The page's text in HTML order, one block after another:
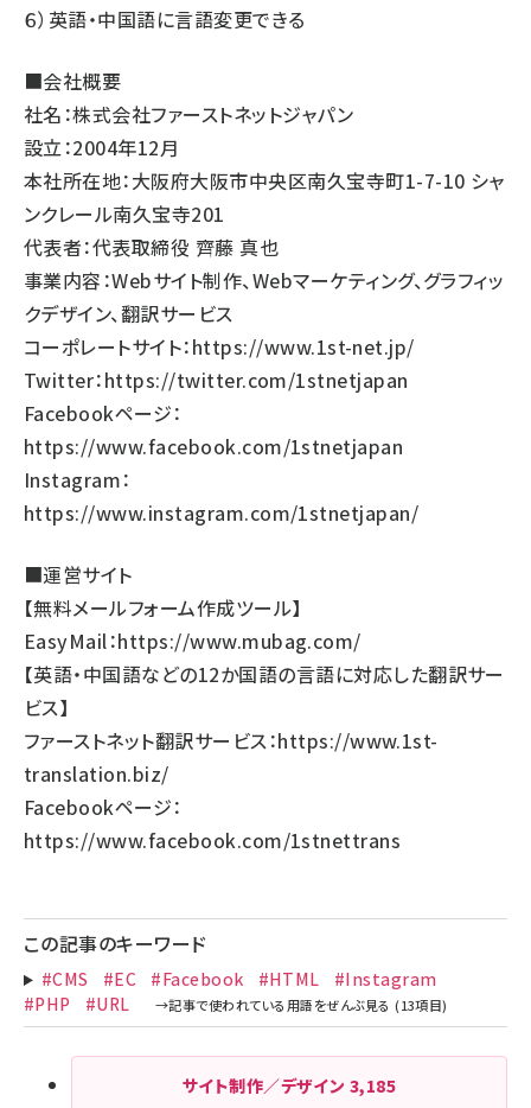
６）英語・中国語に言語変更できる
■会社概要
社名：株式会社ファーストネットジャパン
設立：2004年12月
本社所在地：大阪府大阪市中央区南久宝寺町1-7-10 シャ
ンクレール南久宝寺201
代表者：代表取締役 齊藤 真也
事業内容：Webサイト制作、Webマーケティング、グラフィッ
クデザイン、翻訳サービス
コーポレートサイト：https://www.1st-net.jp/
Twitter：https://twitter.com/1stnetjapan
Facebookページ：
https://www.facebook.com/1stnetjapan
Instagram：
https://www.instagram.com/1stnetjapan/
■運営サイト
【無料メールフォーム作成ツール】
EasyMail：https://www.mubag.com/
【英語・中国語などの12か国語の言語に対応した翻訳サー
ビス】
ファーストネット翻訳サービス：https://www.1st-
translation.biz/
Facebookページ：
https://www.facebook.com/1stnettrans
この記事のキーワード
#CMS #EC #Facebook #HTML
#Instagram
#PHP
#URL
サイト制作／デザイン 3,185